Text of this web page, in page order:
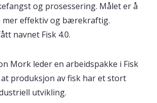
og prosessering. Målet er å
effektiv og bærekraftig.
navnet Fisk 4.0.
Mork leder en arbeidspakke i Fisk
produksjon av fisk har et stort
utvikling.